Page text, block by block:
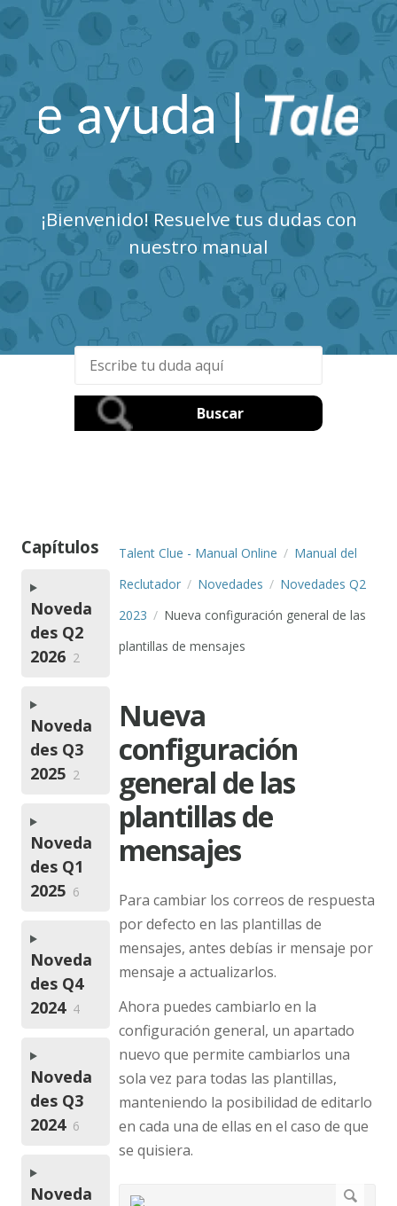
Talent Clue Centro de
Ayuda
¡Bienvenido! Resuelve tus dudas con
nuestro manual
Talent Clue - Manual Online
Manual del
Reclutador
Novedades
Novedades Q2
2023
Nueva configuración general de las
plantillas de mensajes
Nueva
configuración
general de las
plantillas de
mensajes
Para cambiar los correos de respuesta
por defecto en las plantillas de
mensajes, antes debías ir mensaje por
mensaje a actualizarlos.
Ahora puedes cambiarlo en la
configuración general, un apartado
nuevo que permite cambiarlos una
sola vez para todas las plantillas,
manteniendo la posibilidad de editarlo
en cada una de ellas en el caso de que
se quisiera.
Capítulos
Noveda
des Q2
2026 2
Noveda
des Q3
2025 2
Noveda
des Q1
2025 6
Noveda
des Q4
2024 4
Noveda
des Q3
2024 6
Noveda